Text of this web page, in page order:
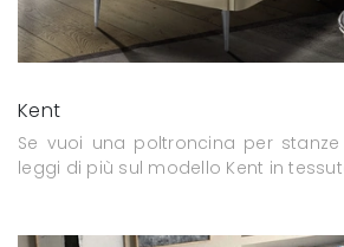
Kent
Se vuoi una poltroncina per
leggi di più sul modello Kent in